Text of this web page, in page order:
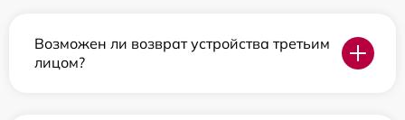
Возможен ли возврат устройства третьим
лицом?